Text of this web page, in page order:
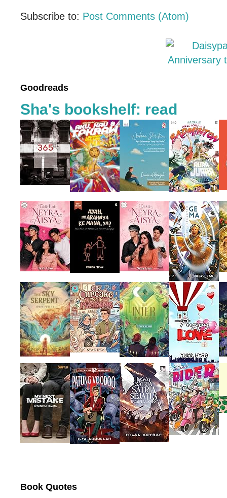
Subscribe to: Post Comments (Atom)
Goodreads
Sha's bookshelf: read
Book Quotes